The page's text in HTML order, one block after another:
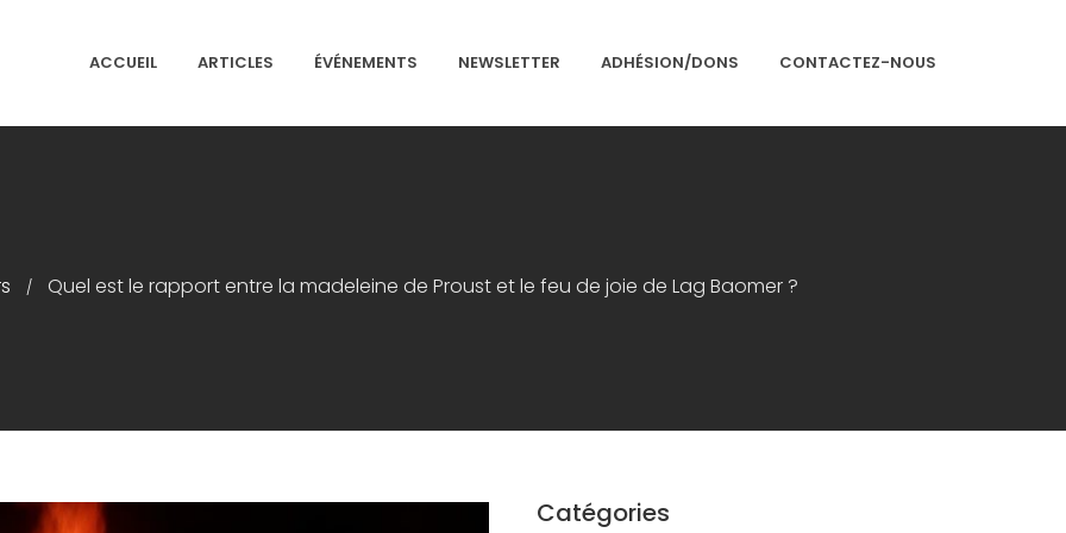
ACCUEIL ARTICLES ÉVÉNEMENTS NEWSLETTER ADHÉSION/DONS CONTACTEZ-NOUS
/ Quel est le rapport entre la madeleine de Proust et le feu de joie de Lag Baomer ?
Catégories